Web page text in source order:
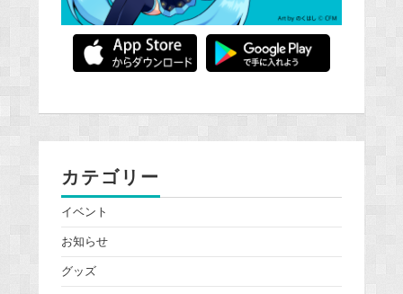
カテゴリー
イベント
お知らせ
グッズ